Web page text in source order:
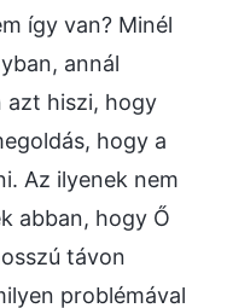
így van? Minél
annál
azt hiszi, hogy
hogy a
Az ilyenek nem
abban, hogy Ő
távon
problémával